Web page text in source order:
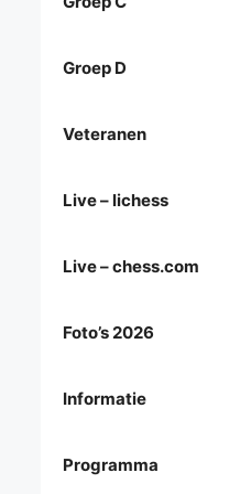
Groep D
Veteranen
Live – lichess
Live – chess.com
Foto’s 2026
Informatie
Programma